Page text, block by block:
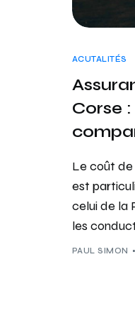
ACUTALITÉS
Corse
Le coût de
est
celui de la
les
PAUL SIMON